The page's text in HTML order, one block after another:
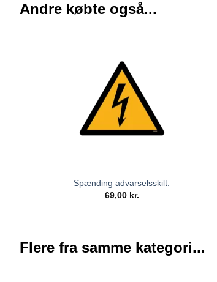
Andre købte også...
Spænding advarselsskilt.
69,00 kr.
Flere fra samme kategori...